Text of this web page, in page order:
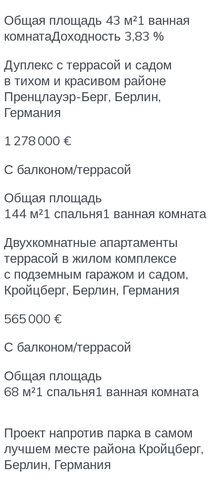
Общая площадь 43 м²1 ванная
комнатаДоходность 3,83 %
Дуплекс с террасой и садом
в тихом и красивом районе
Пренцлауэр-Берг, Берлин,
Германия
1 278 000 €
С балконом/террасой
Общая площадь
144 м²1 спальня1 ванная комната
Двухкомнатные апартаменты
террасой в жилом комплексе
с подземным гаражом и садом,
Кройцберг, Берлин, Германия
565 000 €
С балконом/террасой
Общая площадь
68 м²1 спальня1 ванная комната
Проект напротив парка в самом
лучшем месте района Кройцберг,
Берлин, Германия